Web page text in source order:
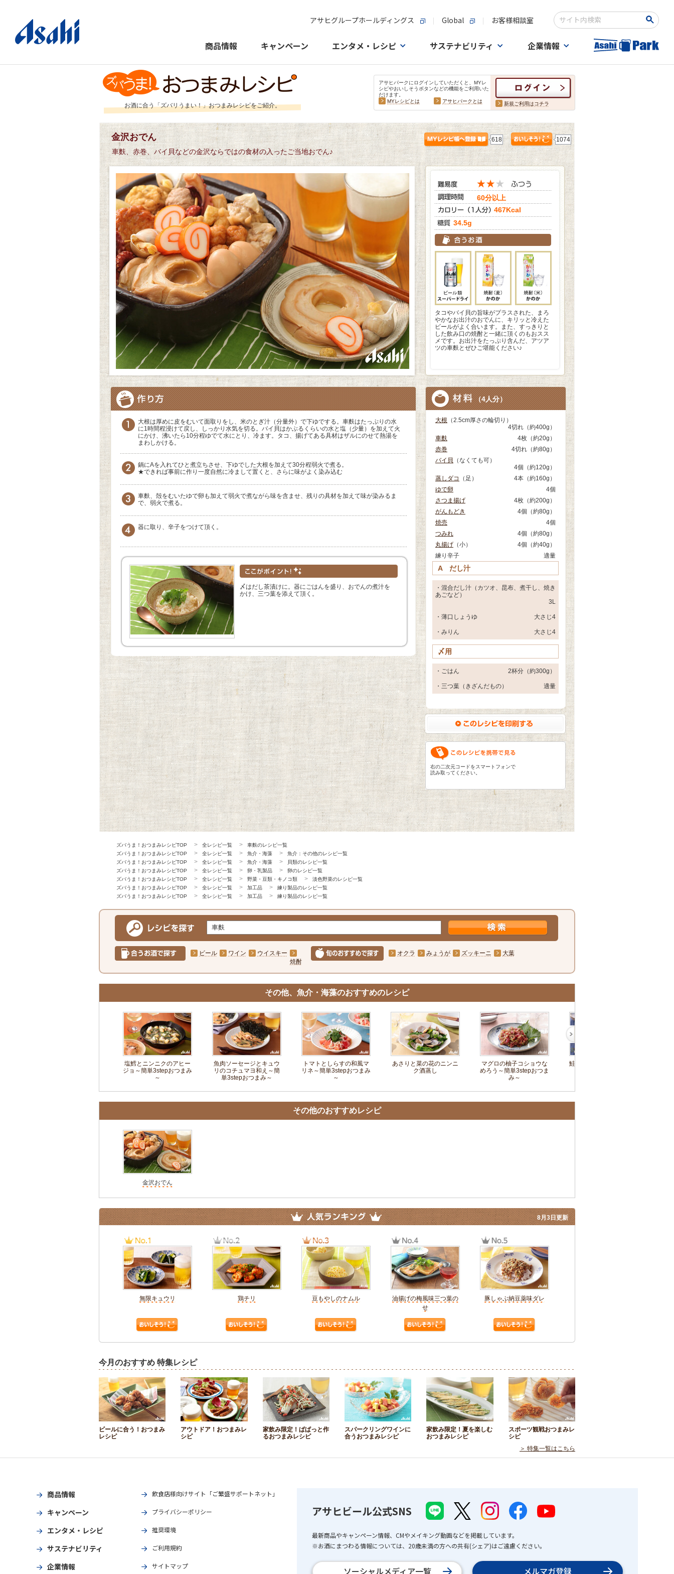
アサヒグループホールディングス Global お客様相談室
検索キーワード入力
商品情報 キャンペーン エンタメ・レシピ サステナビリティ 企業情報
お酒に合う「ズバリうまい！」おつまみレシピをご紹介。
アサヒパークにログインしていただくと、MYレ
シピやおいしそうボタンなどの機能をご利用いた
だけます。
MYレシピとは
アサヒパークとは 新規ご利用はコチラ
金沢おでん 618 1074
車麩、赤巻、バイ貝などの金沢ならではの食材の入ったご当地おでん♪
60分以上
467Kcal
34.5g
タコやバイ貝の旨味がプラスされた、まろ
やかなお出汁のおでんに、キリッと冷えた
ビールがよく合います。また、すっきりと
した飲み口の焼酎と一緒に頂くのもおスス
メです。お出汁をたっぷり含んだ、アツア
ツの車麩とぜひご堪能ください♪
大根は厚めに皮をむいて面取りをし、米のとぎ汁（分量外）で下ゆでする。車麩はたっぷりの水
に1時間程浸けて戻し、しっかり水気を切る。バイ貝はかぶるくらいの水と塩（少量）を加えて火
にかけ、沸いたら10分程ゆでて水にとり、冷ます。タコ、揚げてある具材はザルにのせて熱湯を
まわしかける。
鍋にAを入れてひと煮立ちさせ、下ゆでした大根を加えて30分程弱火で煮る。
★できれば事前に作り一度自然に冷まして置くと、さらに味がよく染み込む
車麩、殻をむいたゆで卵も加えて弱火で煮ながら味を含ませ、残りの具材を加えて味が染みるま
で、弱火で煮る。
器に取り、辛子をつけて頂く。
〆はだし茶漬けに。器にごはんを盛り、おでんの煮汁を
かけ、三つ葉を添えて頂く。
（4人分）
大根 （2.5cm厚さの輪切り）
4切れ（約400g）
車麩
4枚（約20g）
赤巻
4切れ（約80g）
バイ貝 （なくても可）
4個（約120g）
蒸しダコ
（足）
4本（約160g）
ゆで卵
4個
さつま揚げ
4枚（約200g）
がんもどき
4個（約80g）
焼売
4個
つみれ
4個（約80g）
丸揚げ （小）
4個（約40g）
練り辛子
適量
A だし汁
・混合だし汁（カツオ、昆布、煮干し、焼き
あごなど）
3L
・薄口しょうゆ 大さじ4
・みりん 大さじ4
〆用
・ごはん 2杯分（約300g）
・三つ葉（きざんだもの） 適量
右の二次元コードをスマートフォンで
読み取ってください。
ズバうま！おつまみレシピTOP 全レシピ一覧
車麩のレシピ一覧
ズバうま！おつまみレシピTOP
全レシピ一覧 魚介・海藻
魚介：その他のレシピ一覧
ズバうま！おつまみレシピTOP
全レシピ一覧 魚介・海藻
貝類のレシピ一覧
ズバうま！おつまみレシピTOP
全レシピ一覧 卵・乳製品
卵のレシピ一覧
ズバうま！おつまみレシピTOP
全レシピ一覧 野菜・豆類・キノコ類
淡色野菜のレシピ一覧
ズバうま！おつまみレシピTOP
全レシピ一覧 加工品
練り製品のレシピ一覧
ズバうま！おつまみレシピTOP
全レシピ一覧 加工品 練り製品のレシピ一覧
ビール ワイン
ウイスキー
焼酎
オクラ みょうが ズッキーニ 大葉
その他、魚介・海藻のおすすめのレシピ
塩鱈とニンニクのアヒー
ジョ～簡単3stepおつまみ
～
魚肉ソーセージとキュウ
リのコチュマヨ和え～簡
単3stepおつまみ～
トマトとしらすの和風マ
リネ～簡単3stepおつまみ
～
あさりと菜の花のニンニ
ク酒蒸し
マグロの柚子コショウな
めろう～簡単3stepおつま
み～
鮭の照りマヨ～簡単3step
その他のおすすめレシピ
金沢おでん
無限キュウリ 鶏チリ 豆もやしのナムル
油揚げの梅風味三つ葉の
せ
豚しゃぶ納豆薬味ダレ
8月3日更新
今月のおすすめ 特集レシピ
ビールに合う！おつまみ
レシピ
アウトドア！おつまみレ
シピ
家飲み限定！ぱぱっと作
るおつまみレシピ
スパークリングワインに
合うおつまみレシピ
家飲み限定！夏を楽しむ
おつまみレシピ
スポーツ観戦おつまみレ
シピ
＞ 特集一覧はこちら
商品情報
キャンペーン
エンタメ・レシピ
サステナビリティ
企業情報
飲食店様向けサイト「ご繁盛サポートネット」
プライバシーポリシー
推奨環境
ご利用規約
サイトマップ
アサヒビール公式SNS
最新商品やキャンペーン情報、CMやメイキング動画などを掲載しています。
※お酒にまつわる情報については、20歳未満の方への共有(シェア)はご遠慮ください。
ソーシャルメディア一覧 メルマガ登録